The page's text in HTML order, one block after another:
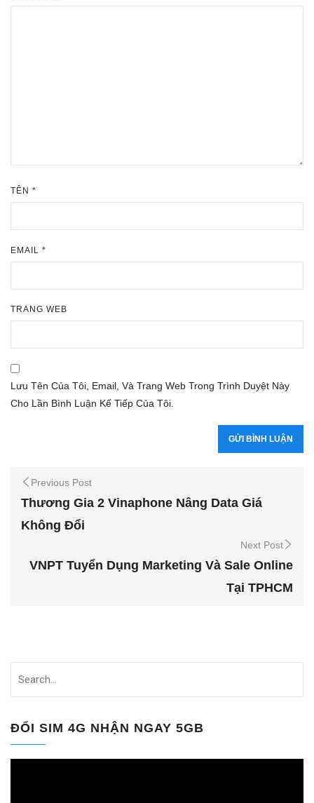
TÊN *
EMAIL *
TRANG WEB
Lưu Tên Của Tôi, Email, Và Trang Web Trong Trình Duyệt Này
Cho Lần Bình Luận Kế Tiếp Của Tôi.
Previous Post
Thương Gia 2 Vinaphone Nâng Data Giá
Không Đổi
Next Post
VNPT Tuyển Dụng Marketing Và Sale Online
Tại TPHCM
ĐỔI SIM 4G NHẬN NGAY 5GB